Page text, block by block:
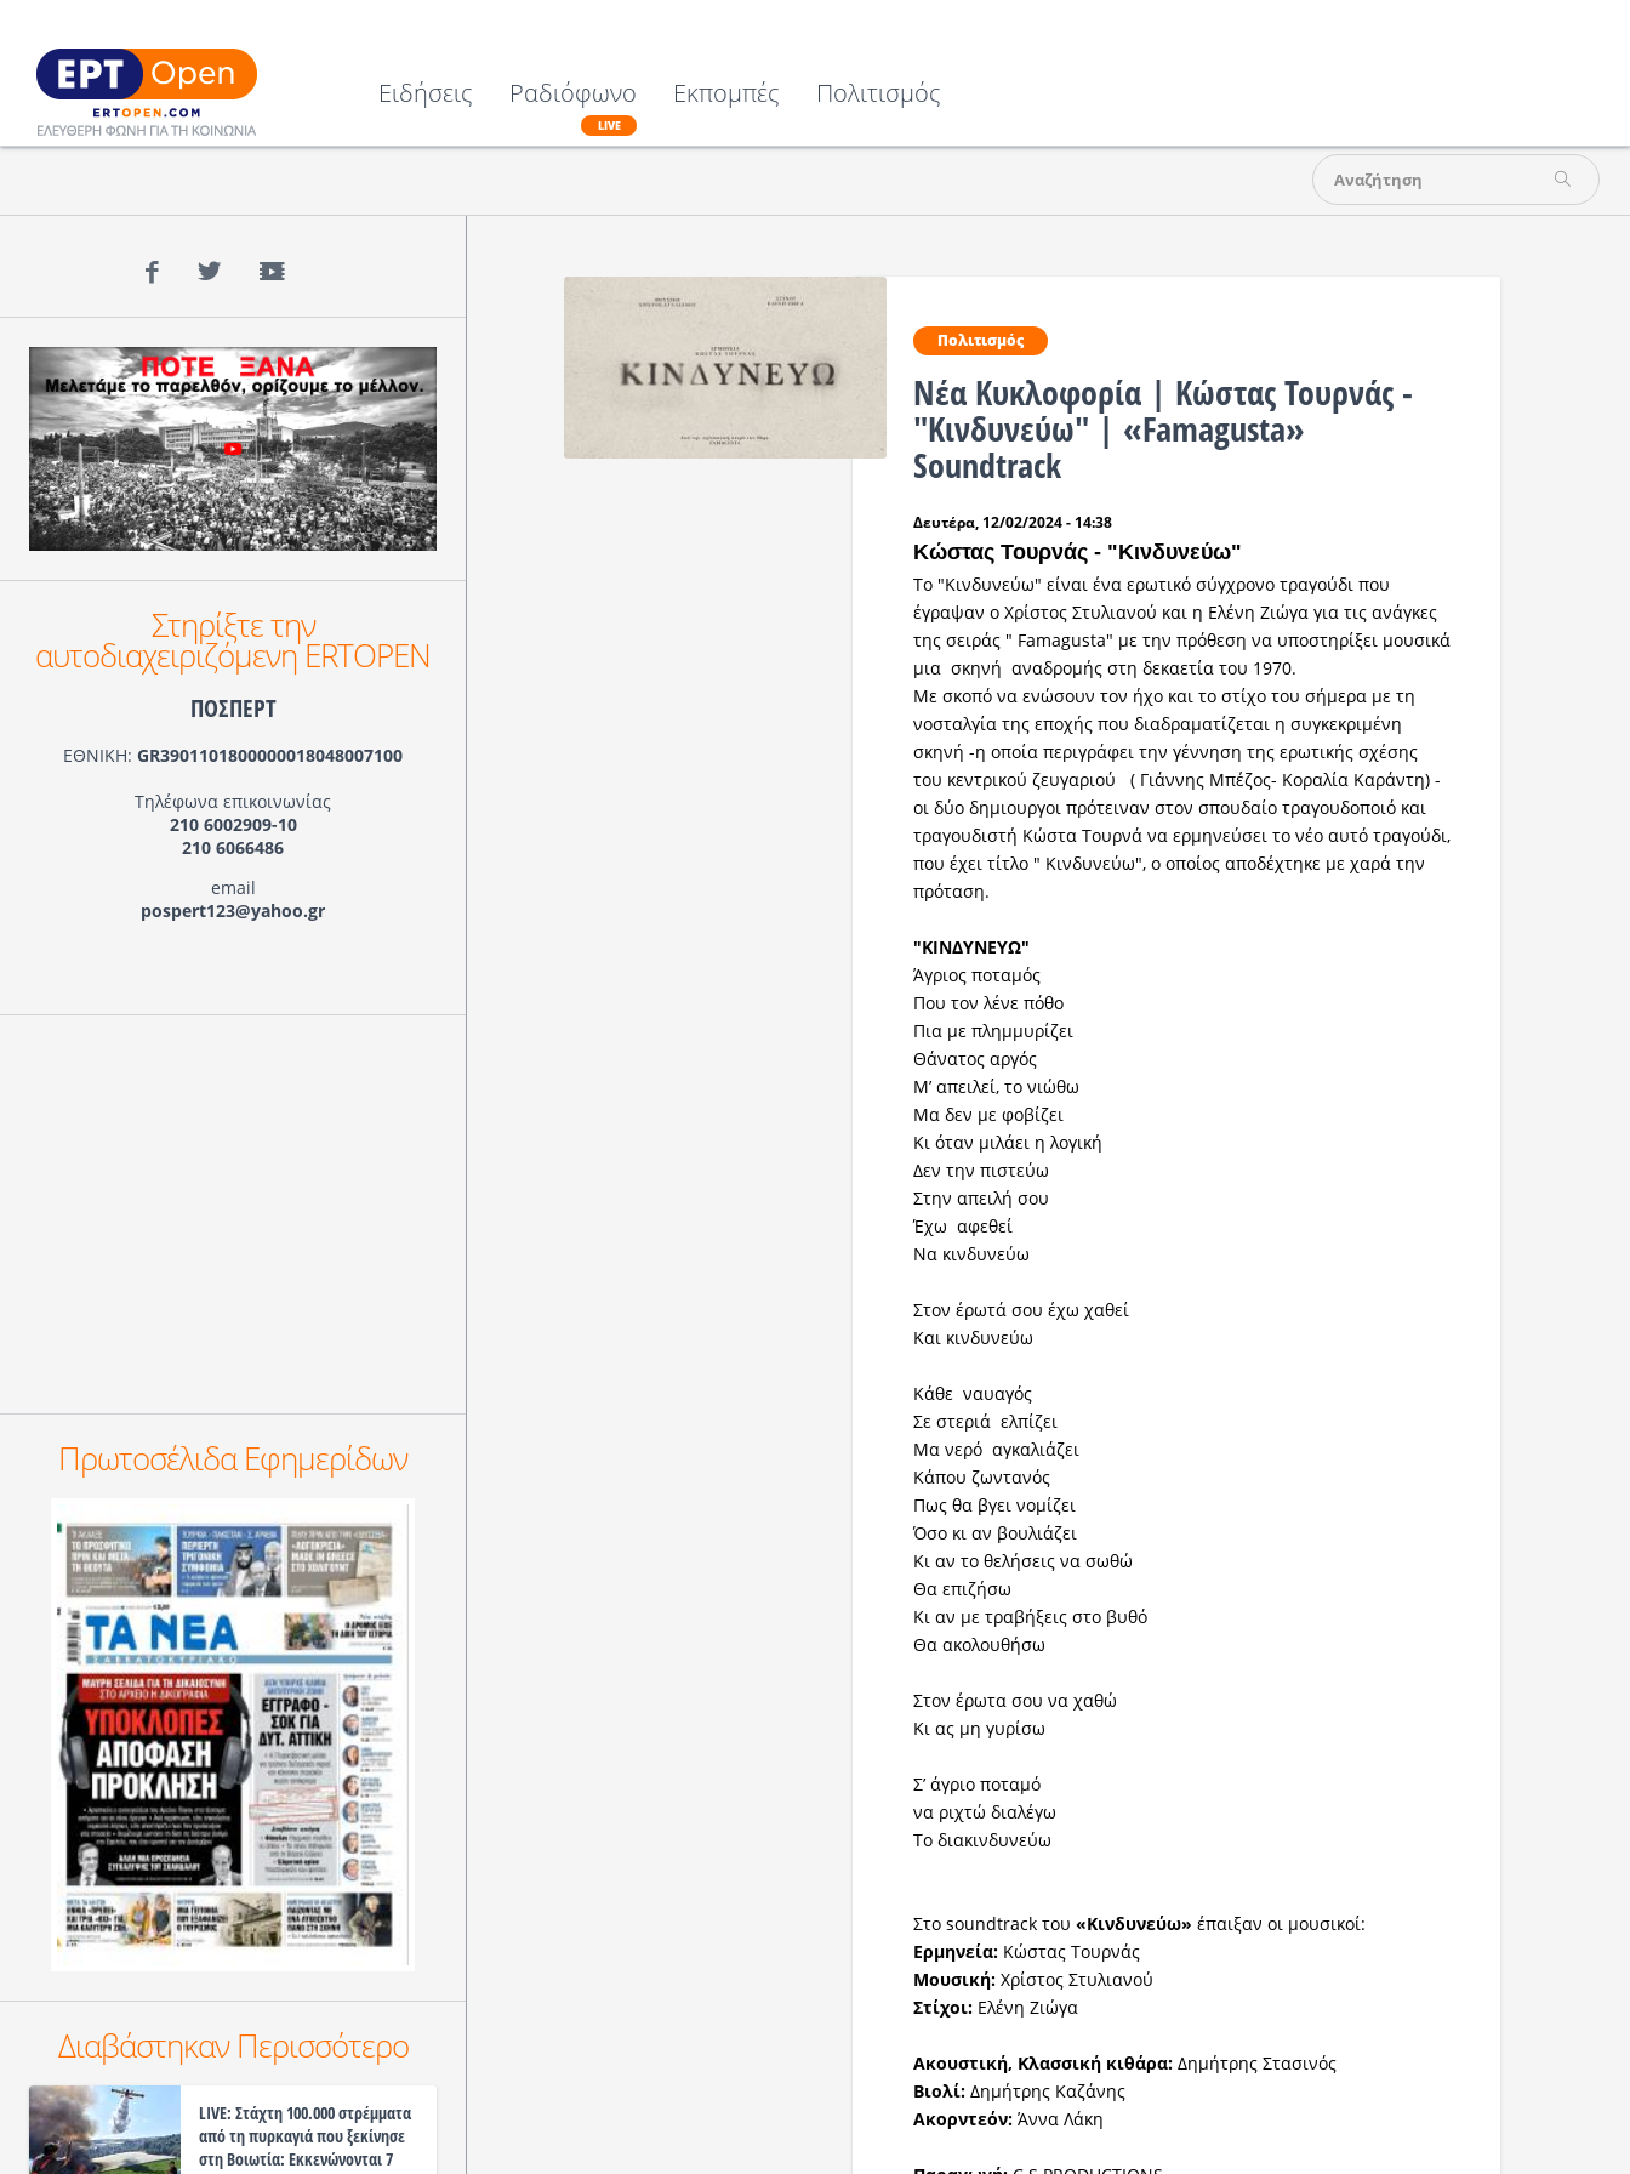
Ειδήσεις Ραδιόφωνο
LIVE
Εκπομπές Πολιτισμός
Πολιτισμός
Νέα Κυκλοφορία | Κώστας Τουρνάς -
"Κινδυνεύω" | «Famagusta»
Soundtrack
Δευτέρα, 12/02/2024 - 14:38
Κώστας Τουρνάς - "Κινδυνεύω"
Το "Κινδυνεύω" είναι ένα ερωτικό σύγχρονο τραγούδι που
έγραψαν ο Χρίστος Στυλιανού και η Ελένη Ζιώγα για τις ανάγκες
της σειράς " Famagusta" με την πρόθεση να υποστηρίξει μουσικά
μια σκηνή αναδρομής στη δεκαετία του 1970.
Με σκοπό να ενώσουν τον ήχο και το στίχο του σήμερα με τη
νοσταλγία της εποχής που διαδραματίζεται η συγκεκριμένη
σκηνή -η οποία περιγράφει την γέννηση της ερωτικής σχέσης
του κεντρικού ζευγαριού ( Γιάννης Μπέζος- Κοραλία Καράντη) -
οι δύο δημιουργοι πρότειναν στον σπουδαίο τραγουδοποιό και
τραγουδιστή Κώστα Τουρνά να ερμηνεύσει το νέο αυτό τραγούδι,
που έχει τίτλο " Κινδυνεύω", ο οποίος αποδέχτηκε με χαρά την
πρόταση.
"ΚΙΝΔΥΝΕΥΩ"
Άγριος ποταμός
Που τον λένε πόθο
Πια με πλημμυρίζει
Θάνατος αργός
Μ’ απειλεί, το νιώθω
Μα δεν με φοβίζει
Κι όταν μιλάει η λογική
Δεν την πιστεύω
Στην απειλή σου
Έχω αφεθεί
Να κινδυνεύω
Στον έρωτά σου έχω χαθεί
Και κινδυνεύω
Κάθε ναυαγός
Σε στεριά ελπίζει
Μα νερό αγκαλιάζει
Κάπου ζωντανός
Πως θα βγει νομίζει
Όσο κι αν βουλιάζει
Κι αν το θελήσεις να σωθώ
Θα επιζήσω
Κι αν με τραβήξεις στο βυθό
Θα ακολουθήσω
Στον έρωτα σου να χαθώ
Κι ας μη γυρίσω
Σ’ άγριο ποταμό
να ριχτώ διαλέγω
Το διακινδυνεύω
Στο soundtrack του«Κινδυνεύω» έπαιξαν οι μουσικοί:
Ερμηνεία: Κώστας Τουρνάς
Μουσική:Χρίστος Στυλιανού
Στίχοι: Ελένη Ζιώγα
Ακουστική, Κλασσική κιθάρα: Δημήτρης Στασινός
Βιολί: Δημήτρης Καζάνης
Ακορντεόν: Άννα Λάκη
Facebook
TwitterYouTube
Στηρίξτε την
αυτοδιαχειριζόμενη ERTOPEN
ΠΟΣΠΕΡΤ
ΕΘΝΙΚΗ: GR3901101800000018048007100
Τηλέφωνα επικοινωνίας
210 6002909-10
210 6066486
email
pospert123@yahoo.gr
Πρωτοσέλιδα Εφημερίδων
Διαβάστηκαν Περισσότερο
LIVE: Στάχτη 100.000 στρέμματα
από τη πυρκαγιά που ξεκίνησε
στη Βοιωτία: Εκκενώνονται 7